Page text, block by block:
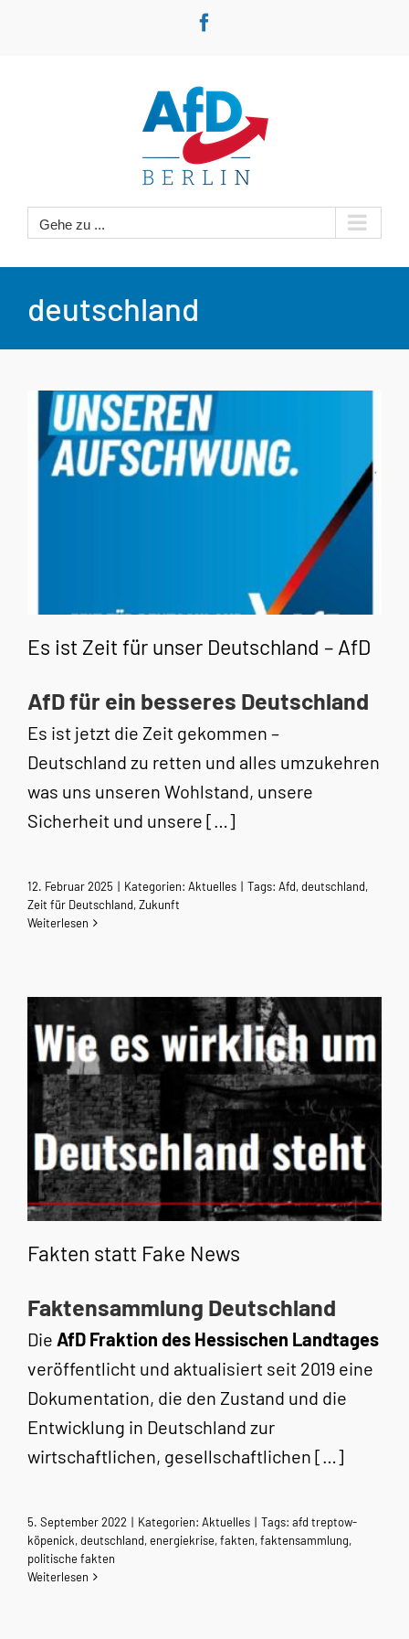
Gehe zu ...
deutschland
Es ist Zeit für unser Deutschland – AfD
AfD für ein besseres Deutschland
Es ist jetzt die Zeit gekommen –
Deutschland zu retten und alles umzukehren
was uns unseren Wohlstand, unsere
Sicherheit und unsere […]
12. Februar 2025 | Kategorien: Aktuelles | Tags: Afd,deutschland,
Zeit für Deutschland,Zukunft
Weiterlesen
Fakten statt Fake News
Faktensammlung Deutschland
Die AfD Fraktion des Hessischen Landtages
veröffentlicht und aktualisiert seit 2019 eine
Dokumentation, die den Zustand und die
Entwicklung in Deutschland zur
wirtschaftlichen, gesellschaftlichen […]
5. September 2022 | Kategorien: Aktuelles | Tags: afd treptow-
köpenick,deutschland,energiekrise,fakten,faktensammlung,
politische fakten
Weiterlesen